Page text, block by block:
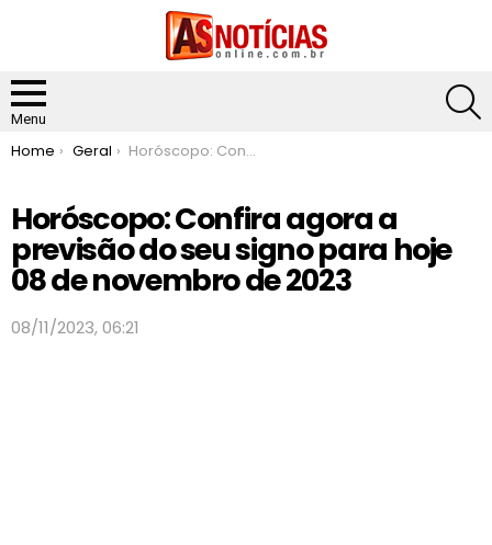
Menu
You are here:
Home Geral Horóscopo: Confira agora a previsão do seu signo para hoje 08 de novembro de 2023
Horóscopo: Confira agora a
previsão do seu signo para hoje
08 de novembro de 2023
08/11/2023, 06:21